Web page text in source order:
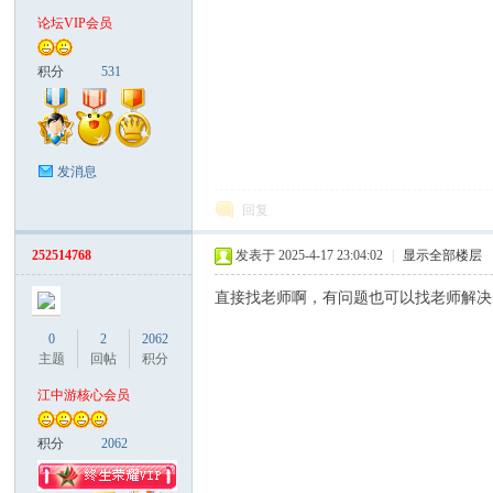
论坛VIP会员
积分 531
发消息
回复
252514768
0
主题
2
回帖
2062
积分
江中游核心会员
积分 2062
发表于 2025-4-17 23:04:02 显示全部楼层
直接找老师啊，有问题也可以找老师解